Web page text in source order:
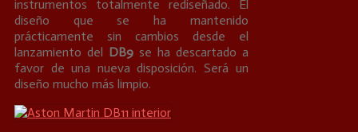
instrumentos totalmente rediseñado. El
diseño que se ha mantenido
prácticamente sin cambios desde el
lanzamiento del DB9se ha descartado a
favor de una nueva disposición. Será un
diseño mucho más limpio.